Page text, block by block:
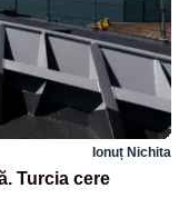
Ionuț Nichita
Turcia cere